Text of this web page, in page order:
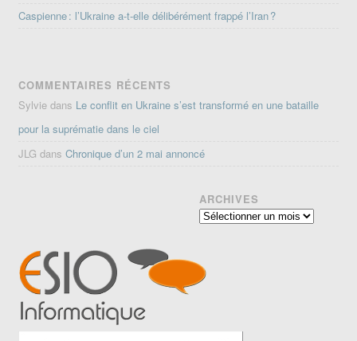
Caspienne : l’Ukraine a-t-elle délibérément frappé l’Iran ?
COMMENTAIRES RÉCENTS
Sylvie dans Le conflit en Ukraine s’est transformé en une bataille
pour la suprématie dans le ciel
JLG dansChronique d’un 2 mai annoncé
ARCHIVES
Archives